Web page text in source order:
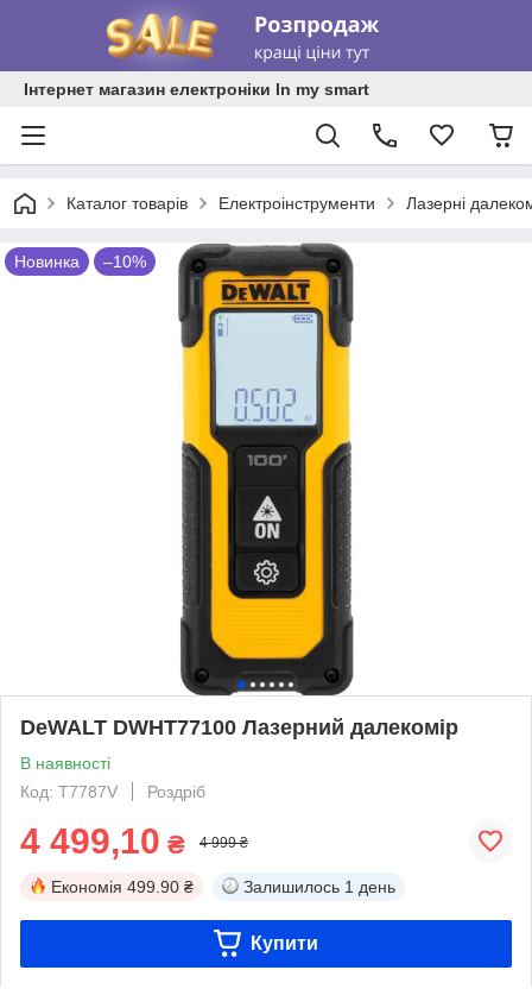
Інтернет магазин електроніки In my smart
Каталог товарів Електроінструменти Лазерні
Новинка –10%
DeWALT DWHT77100 Лазерний далекомір
В наявності
Код: T7787V
Роздріб
4 499,10 ₴ 4 999 ₴
Економія 499.90 ₴ Залишилось 1 день
Купити